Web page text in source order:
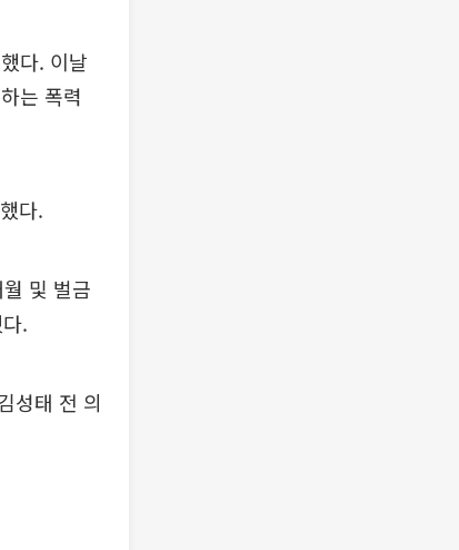
다. 이날
는 폭력
다.
및 벌금
.
성태 전 의